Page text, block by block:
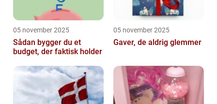
05 november 2025
Sådan bygger du et
budget, der faktisk holder
05 november 2025
Gaver, de aldrig glemmer